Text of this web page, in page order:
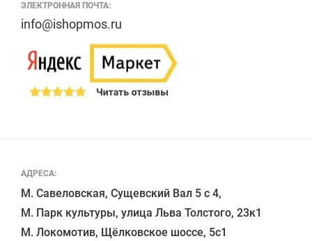
АДРЕСА:
М. Савеловская, Сущевский Вал 5 с 4,
М. Парк культуры, улица Льва Толстого, 23к1
М. Локомотив, Щёлковское шоссе, 5с1
ЭЛЕКТРОННАЯ ПОЧТА:
info@ishopmos.ru